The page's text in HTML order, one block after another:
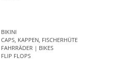
BIKINI
CAPS, KAPPEN, FISCHERHÜTE
FAHRRÄDER | BIKES
FLIP FLOPS